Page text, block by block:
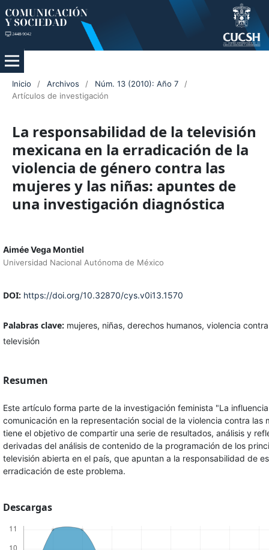
Inicio / Archivos / Núm. 13 (2010): Año 7
/
Artículos de investigación
La responsabilidad de la televisión
mexicana en la erradicación de la
violencia de género contra las
mujeres y las niñas: apuntes de
una investigación diagnóstica
Aimée Vega Montiel
Universidad Nacional Autónoma de México
DOI: https://doi.org/10.32870/cys.v0i13.1570
Palabras clave: mujeres, niñas, derechos humanos, violencia
televisión
Resumen
Este artículo forma parte de la investigación feminista "La
comunicación en la representación social de la violencia contra las
tiene el objetivo de compartir una serie de resultados, análisis y
derivadas del análisis de contenido de la programación de los
televisión abierta en el país, que apuntan a la responsabilidad de
erradicación de este problema.
Descargas